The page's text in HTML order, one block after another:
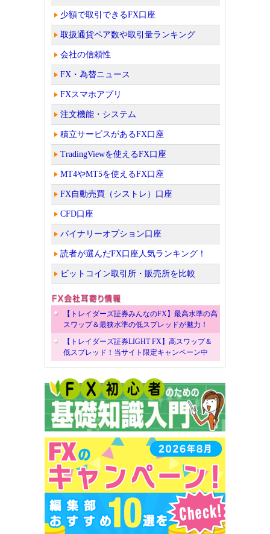
少額で取引できるFX口座
取扱通貨ペア数や取引量ランキング
会社の信頼性
FX・為替ニュース
FXスマホアプリ
注文機能・システム
積立サービスがあるFX口座
TradingViewを使えるFX口座
MT4やMT5を使えるFX口座
FX自動売買（シストレ）口座
CFD口座
バイナリーオプション口座
読者が選んだFX口座人気ランキング！
ビットコイン取引所・販売所を比較
【トレイダーズ証券みんなのFX】最高水準の高
スワップ＆最狭水準の低スプレッドが魅力！
【トレイダーズ証券LIGHT FX】高スワップ＆
低スプレッド！当サイト限定キャンペーン中